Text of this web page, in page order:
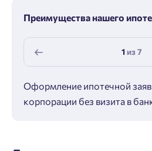
Преимущества нашего
1из7
Оформление ипотечной
корпорации без визита в